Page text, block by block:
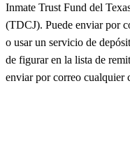
Inmate Trust Fund del
(TDCJ). Puede enviar por
o usar un servicio de
de figurar en la lista de
enviar por correo cualquier